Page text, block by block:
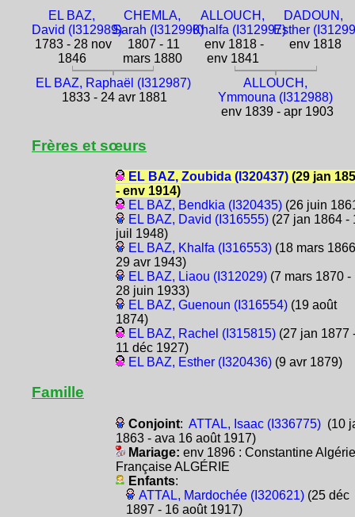
EL BAZ,
David (I312989)
1783 - 28 nov
1846
CHEMLA,
Sarah (I312990)
1807 - 11
mars 1880
ALLOUCH,
Khalfa (I312997)
env 1818 -
env 1841
DADOUN,
Esther
env 1818
EL BAZ, Raphaël (I312987)
1833 - 24 avr 1881
ALLOUCH,
Ymmouna (I312988)
env 1839 - apr 1903
Frères et sœurs
EL BAZ, Zoubida (I320437)(29 jan
- env 1914)
EL BAZ, Bendkia (I320435)(26 juin
EL BAZ, David (I316555)(27 jan 1864 -
juil 1948)
EL BAZ, Khalfa (I316553)(18 mars
29 avr 1943)
EL BAZ, Liaou (I312029)(7 mars 1870 -
28 juin 1933)
EL BAZ, Guenoun (I316554)(19 août
1874)
EL BAZ, Rachel (I315815)(27 jan 1877
11 déc 1927)
EL BAZ, Esther (I320436)(9 avr 1879)
Famille
Conjoint: ATTAL, Isaac (I336775)(10
1863 - ava 16 août 1917)
Mariage: env 1896 : Constantine Algérie
Française ALGÉRIE
Enfants:
ATTAL, Mardochée (I320621)(25 déc
1897 - 16 août 1917)